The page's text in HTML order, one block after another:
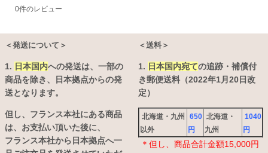
0件のレビュー
＜発送について＞
1. 日本国内への発送は、 一部の
商品を除き、日本拠点からの発
送となります。
但し、フランス本社にある商品
は、お支払い頂いた後に、
フランス本社から日本拠点へ一
＜送料＞
1. 日本国内宛ての追跡・補償付
き郵便送料（2022年1月20日改
定）
北海道・九州
以外
650
円
北海道・
九州
1040
円
＊但し、商品合計金額15,000円